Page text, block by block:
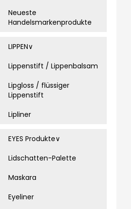
Neueste
Handelsmarkenprodukte
LIPPEN∨
Lippenstift / Lippenbalsam
Lipgloss / flüssiger
Lippenstift
Lipliner
EYES Produkte∨
Lidschatten-Palette
Maskara
Eyeliner